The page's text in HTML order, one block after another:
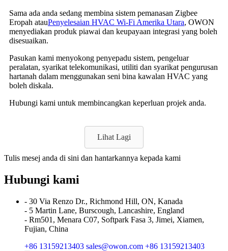
Sama ada anda sedang membina sistem pemanasan Zigbee
Eropah atauPenyelesaian HVAC Wi-Fi Amerika Utara, OWON
menyediakan produk piawai dan keupayaan integrasi yang boleh
disesuaikan.
Pasukan kami menyokong penyepadu sistem, pengeluar
peralatan, syarikat telekomunikasi, utiliti dan syarikat pengurusan
hartanah dalam menggunakan seni bina kawalan HVAC yang
boleh diskala.
Hubungi kami untuk membincangkan keperluan projek anda.
Lihat Lagi
Tulis mesej anda di sini dan hantarkannya kepada kami
Hubungi kami
- 30 Via Renzo Dr., Richmond Hill, ON, Kanada
- 5 Martin Lane, Burscough, Lancashire, England
- Rm501, Menara C07, Softpark Fasa 3, Jimei, Xiamen,
Fujian, China
+86 13159213403 sales@owon.com +86 13159213403